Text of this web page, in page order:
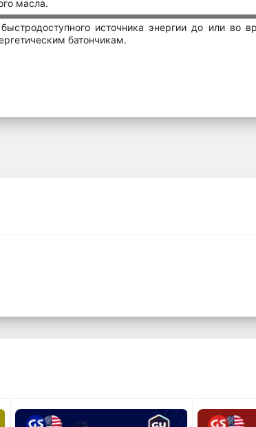
масла.
источника энергии до или во
батончикам.